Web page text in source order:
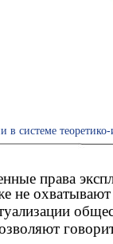
в системе
права
не